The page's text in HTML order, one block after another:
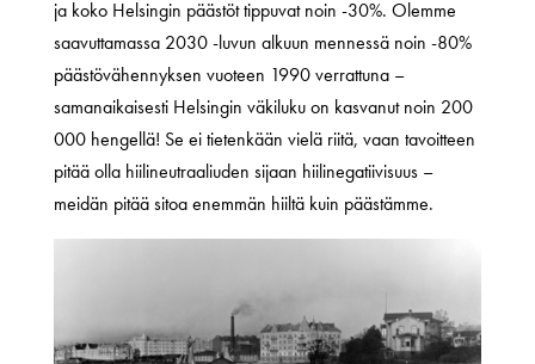
ja koko Helsingin päästöt tippuvat noin -30%. Olemme
saavuttamassa 2030 -luvun alkuun mennessä noin -80%
päästövähennyksen vuoteen 1990 verrattuna –
samanaikaisesti Helsingin väkiluku on kasvanut noin 200
000 hengellä! Se ei tietenkään vielä riitä, vaan tavoitteen
pitää olla hiilineutraaliuden sijaan hiilinegatiivisuus –
meidän pitää sitoa enemmän hiiltä kuin päästämme.